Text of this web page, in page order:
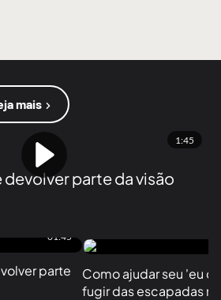
mais
1:45
parte da visão
01:45
parte
Como ajudar seu 'eu
fugir das escapadas